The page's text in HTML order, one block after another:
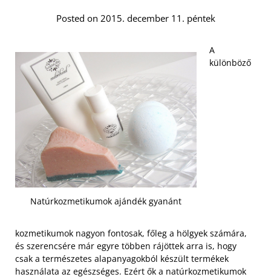
Posted on 2015. december 11. péntek
Natúrkozmetikumok ajándék gyanánt
A
különböző
kozmetikumok nagyon fontosak, főleg a hölgyek számára,
és szerencsére már egyre többen rájöttek arra is, hogy
csak a természetes alapanyagokból készült termékek
használata az egészséges. Ezért ők a natúrkozmetikumok